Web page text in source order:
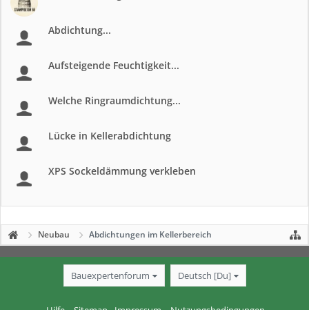
Abdichtung...
Aufsteigende Feuchtigkeit...
Welche Ringraumdichtung...
Lücke in Kellerabdichtung
XPS Sockeldämmung verkleben
Neubau Abdichtungen im Kellerbereich
Bauexpertenforum Deutsch [Du]